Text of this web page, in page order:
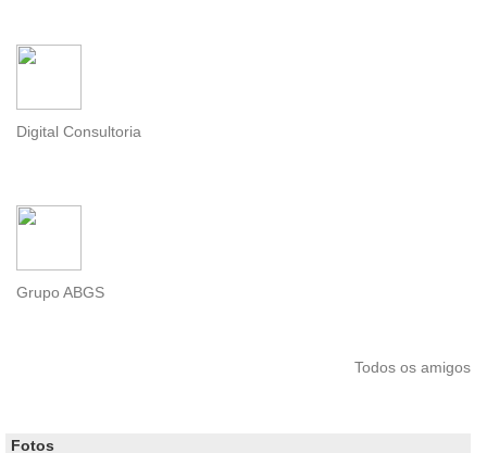
Digital Consultoria
Grupo ABGS
Todos os amigos
Fotos